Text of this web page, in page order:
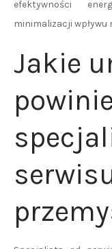
efektywności
minimalizacji
Jakie